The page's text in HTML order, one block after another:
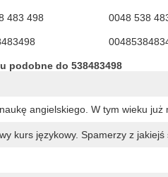
483 498 0048 538
podobne do 538483498
angielskiego. W tym wieku już
kurs językowy. Spamerzy z jakiejś